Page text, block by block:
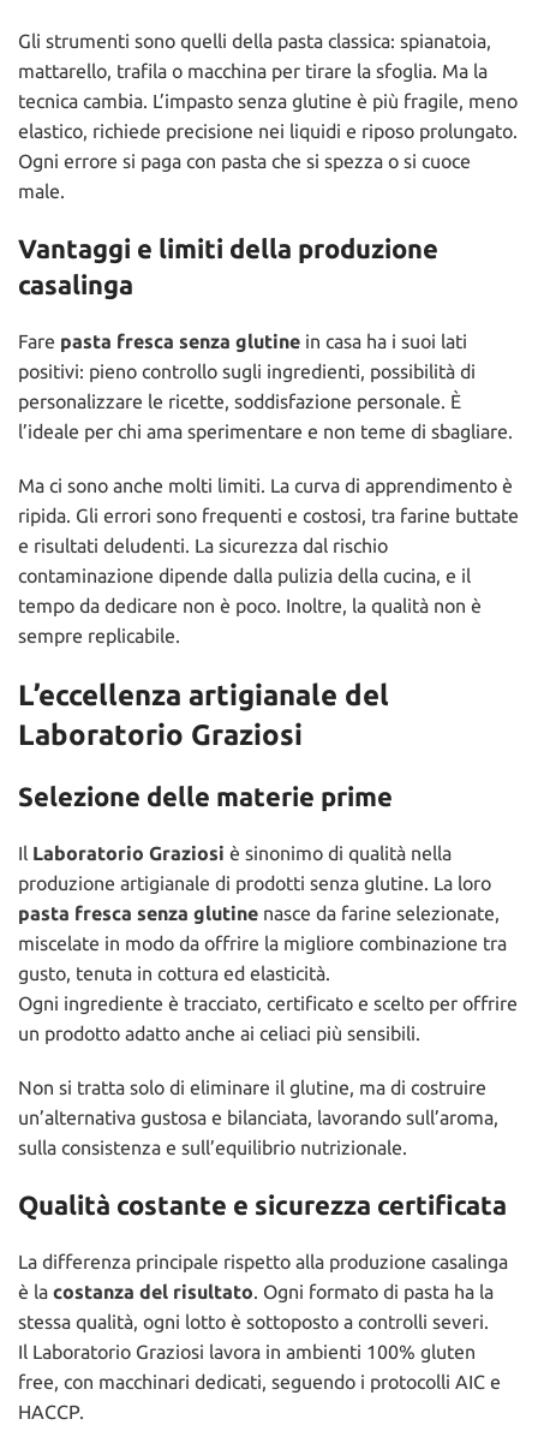
Gli strumenti sono quelli della pasta classica: spianatoia,
mattarello, trafila o macchina per tirare la sfoglia. Ma la
tecnica cambia. L’impasto senza glutine è più fragile, meno
elastico, richiede precisione nei liquidi e riposo prolungato.
Ogni errore si paga con pasta che si spezza o si cuoce
male.
Vantaggi e limiti della produzione
casalinga
Fare pasta fresca senza glutine in casa ha i suoi lati
positivi: pieno controllo sugli ingredienti, possibilità di
personalizzare le ricette, soddisfazione personale. È
l’ideale per chi ama sperimentare e non teme di sbagliare.
Ma ci sono anche molti limiti. La curva di apprendimento è
ripida. Gli errori sono frequenti e costosi, tra farine buttate
e risultati deludenti. La sicurezza dal rischio
contaminazione dipende dalla pulizia della cucina, e il
tempo da dedicare non è poco. Inoltre, la qualità non è
sempre replicabile.
L’eccellenza artigianale del
Laboratorio Graziosi
Selezione delle materie prime
Il Laboratorio Graziosi è sinonimo di qualità nella
produzione artigianale di prodotti senza glutine. La loro
pasta fresca senza glutine nasce da farine selezionate,
miscelate in modo da offrire la migliore combinazione tra
gusto, tenuta in cottura ed elasticità.
Ogni ingrediente è tracciato, certificato e scelto per offrire
un prodotto adatto anche ai celiaci più sensibili.
Non si tratta solo di eliminare il glutine, ma di costruire
un’alternativa gustosa e bilanciata, lavorando sull’aroma,
sulla consistenza e sull’equilibrio nutrizionale.
Qualità costante e sicurezza certificata
La differenza principale rispetto alla produzione casalinga
è la costanza del risultato. Ogni formato di pasta ha la
stessa qualità, ogni lotto è sottoposto a controlli severi.
Il Laboratorio Graziosi lavora in ambienti 100% gluten
free, con macchinari dedicati, seguendo i protocolli AIC e
HACCP.